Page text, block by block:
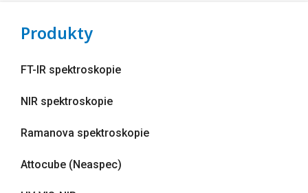
Produkty
FT-IR spektroskopie
NIR spektroskopie
Ramanova spektroskopie
Attocube (Neaspec)